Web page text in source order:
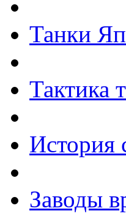
Танки
Тактика
История
Заводы